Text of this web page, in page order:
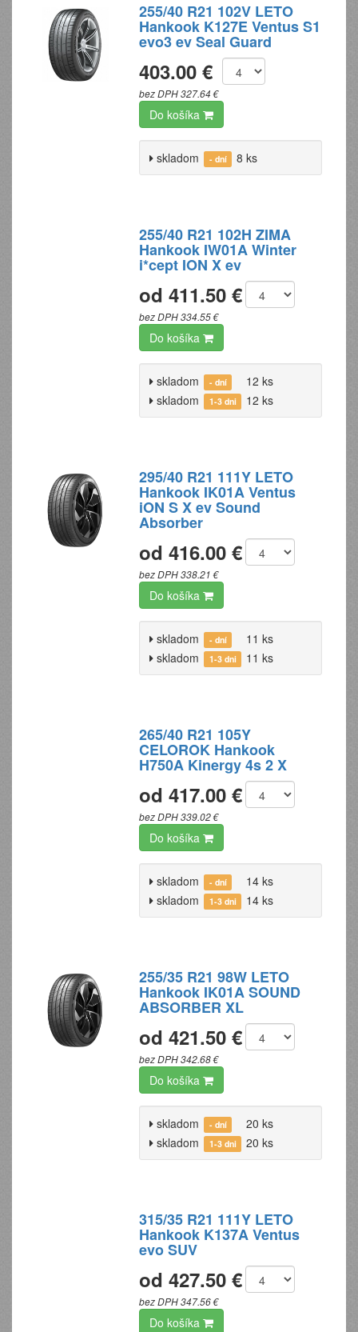
255/40 R21 102V LETO
Hankook K127E Ventus S1
evo3 ev Seal Guard
403.00 €
bez DPH 327.64 €
Do košíka
skladom - dní 8 ks
255/40 R21 102H ZIMA
Hankook IW01A Winter
i*cept ION X ev
od 411.50 €
bez DPH 334.55 €
Do košíka
skladom - dní
12 ks
skladom
1-3 dni 12 ks
295/40 R21 111Y LETO
Hankook IK01A Ventus
iON S X ev Sound
Absorber
od 416.00 €
bez DPH 338.21 €
Do košíka
skladom - dní
11 ks
skladom
1-3 dni 11 ks
265/40 R21 105Y
CELOROK Hankook
H750A Kinergy 4s 2 X
od 417.00 €
bez DPH 339.02 €
Do košíka
skladom - dní
14 ks
skladom
1-3 dni 14 ks
255/35 R21 98W LETO
Hankook IK01A SOUND
ABSORBER XL
od 421.50 €
bez DPH 342.68 €
Do košíka
skladom - dní
20 ks
skladom
1-3 dni 20 ks
315/35 R21 111Y LETO
Hankook K137A Ventus
evo SUV
od 427.50 €
bez DPH 347.56 €
Do košíka